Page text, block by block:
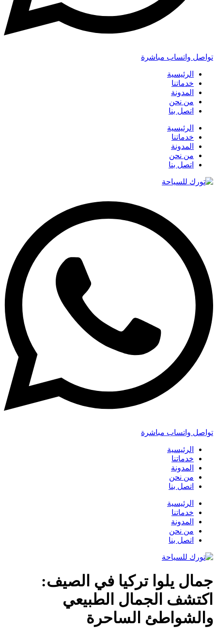
تواصل واتساب مباشرة
الرئيسية
خدماتنا
المدونة
من نحن
اتصل بنا
الرئيسية
خدماتنا
المدونة
من نحن
اتصل بنا
تواصل واتساب مباشرة
الرئيسية
خدماتنا
المدونة
من نحن
اتصل بنا
الرئيسية
خدماتنا
المدونة
من نحن
اتصل بنا
جمال يلوا تركيا في الصيف:
اكتشف الجمال الطبيعي
والشواطئ الساحرة